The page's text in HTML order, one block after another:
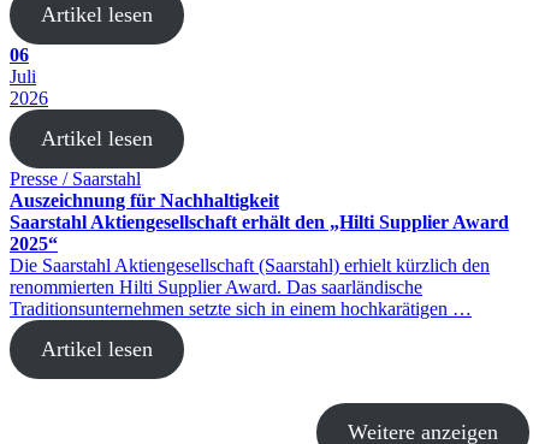
Artikel lesen
06
Juli
2026
Artikel lesen
Presse / Saarstahl
Auszeichnung für Nachhaltigkeit
Saarstahl Aktiengesellschaft erhält den „Hilti Supplier Award
2025“
Die Saarstahl Aktiengesellschaft (Saarstahl) erhielt kürzlich den
renommierten Hilti Supplier Award. Das saarländische
Traditionsunternehmen setzte sich in einem hochkarätigen …
Artikel lesen
Weitere anzeigen